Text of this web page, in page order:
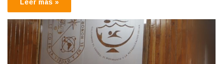
Leer más »